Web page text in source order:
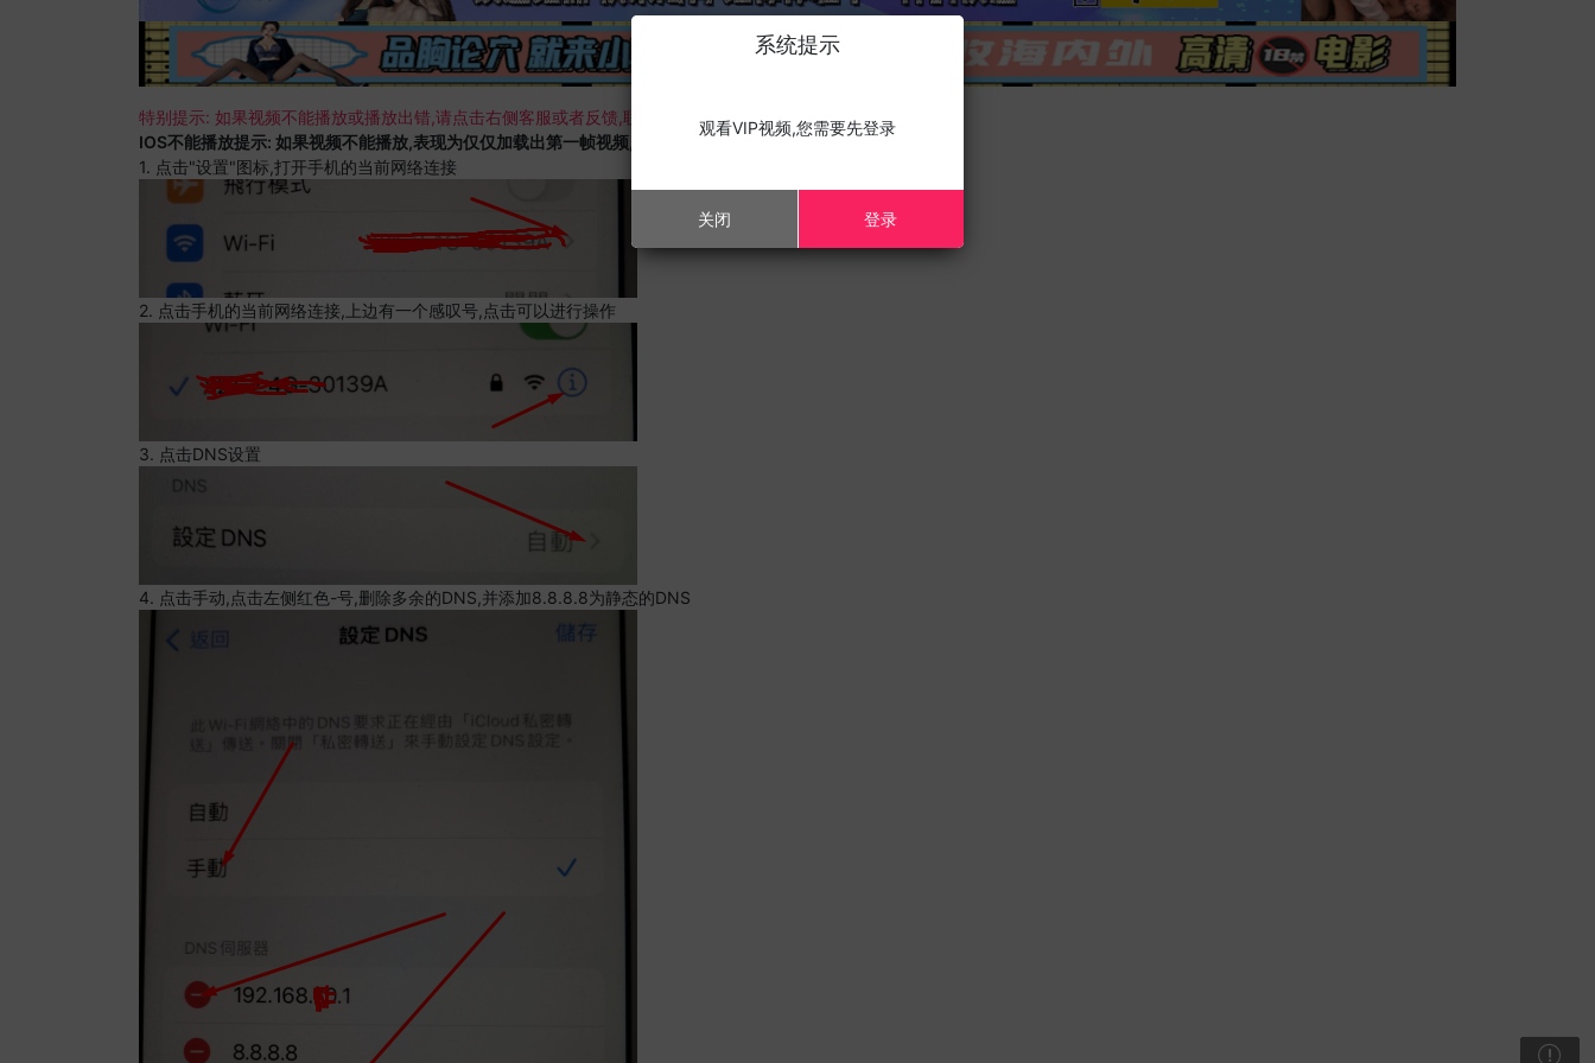
特别提示: 如果视频不能播放或播放出错,请点击右侧客服或者反馈,联系我们;
IOS不能播放提示: 如果视频不能播放,表现为仅仅加载出第一帧视频,且您的设备为苹果手机,请进行以下修改;
1. 点击"设置"图标,打开手机的当前网络连接
2. 点击手机的当前网络连接,上边有一个感叹号,点击可以进行操作
3. 点击DNS设置
4. 点击手动,点击左侧红色-号,删除多余的DNS,并添加8.8.8.8为静态的DNS
系统提示
观看VIP视频,您需要先登录
关闭 登录